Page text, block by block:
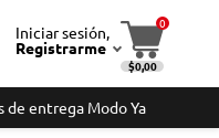
Iniciar sesión,
Registrarme
0
$0,00
de entrega Modo Ya